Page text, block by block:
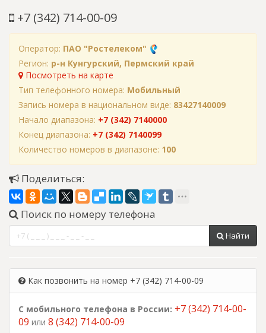
+7 (342) 714-00-09
Оператор: ПАО "Ростелеком"
Регион: р-н Кунгурский, Пермский край
Посмотреть на карте
Тип телефонного номера: Мобильный
Запись номера в национальном виде: 83427140009
Начало диапазона: +7 (342) 7140000
Конец диапазона: +7 (342) 7140099
Количество номеров в диапазоне: 100
Поделиться:
Поиск по номеру телефона
Найти
Как позвонить на номер +7 (342) 714-00-09
С мобильного телефона в России: +7 (342) 714-00-
09 или 8 (342) 714-00-09